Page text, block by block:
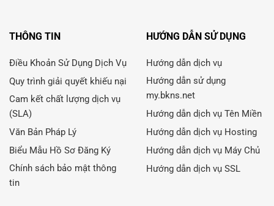
THÔNG TIN
Điều Khoản Sử Dụng Dịch Vụ
Quy trình giải quyết khiếu nại
Cam kết chất lượng dịch vụ
(SLA)
Văn Bản Pháp Lý
Biểu Mẫu Hồ Sơ Đăng Ký
Chính sách bảo mật thông
tin
HƯỚNG DẪN SỬ DỤNG
Hướng dẫn dịch vụ
Hướng dẫn sử dụng
my.bkns.net
Hướng dẫn dịch vụ Tên Miền
Hướng dẫn dịch vụ Hosting
Hướng dẫn dịch vụ Máy Chủ
Hướng dẫn dịch vụ SSL